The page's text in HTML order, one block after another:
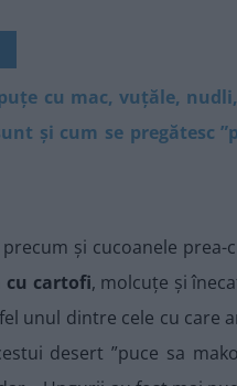
cu mac, vuțăle,
și cum se pregătesc
și cucoanele prea-
cu cartofi, molcuțe și
unul dintre cele cu care
desert ”puce sa